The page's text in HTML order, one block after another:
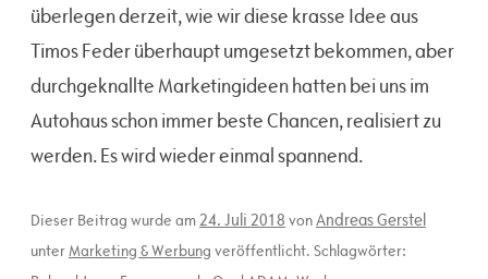
überlegen derzeit, wie wir diese krasse Idee aus
Timos Feder überhaupt umgesetzt bekommen, aber
durchgeknallte Marketingideen hatten bei uns im
Autohaus schon immer beste Chancen, realisiert zu
werden. Es wird wieder einmal spannend.
Dieser Beitrag wurde am 24. Juli 2018 vonAndreas Gerstel
unterMarketing & Werbung veröffentlicht. Schlagwörter: